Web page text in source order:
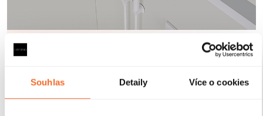
Souhlas Detaily Více o cookies
Robustní profily pro
Sprchové kouty a zástěny CERANO jsou vybaveny